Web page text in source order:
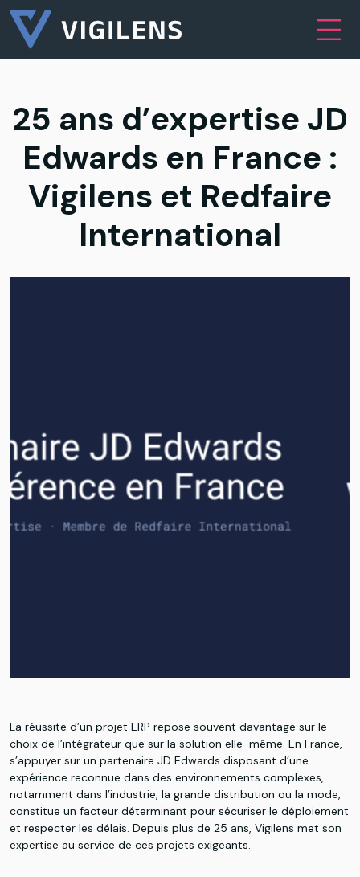
Skip to content
Main Navigation
25 ans d’expertise JD
Edwards en France :
Vigilens et Redfaire
International
La réussite d’un projet ERP repose souvent davantage sur le
choix de l’intégrateur que sur la solution elle-même. En France,
s’appuyer sur un partenaire JD Edwards disposant d’une
expérience reconnue dans des environnements complexes,
notamment dans l’industrie, la grande distribution ou la mode,
constitue un facteur déterminant pour sécuriser le déploiement
et respecter les délais. Depuis plus de 25 ans, Vigilens met son
expertise au service de ces projets exigeants.